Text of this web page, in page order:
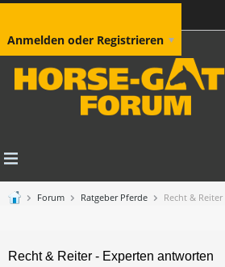
Anmelden oder Registrieren
Forum Ratgeber Pferde Recht &
Recht & Reiter - Experten antworten